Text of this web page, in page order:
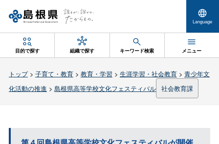
Language
目的で探す 組織で探す キーワード検索 メニュー
トップ> 子育て・教育> 教育・学習 > 生涯学習・社会教育> 青少年文
化活動の推進 > 島根県高等学校文化フェスティバル 社会教育課